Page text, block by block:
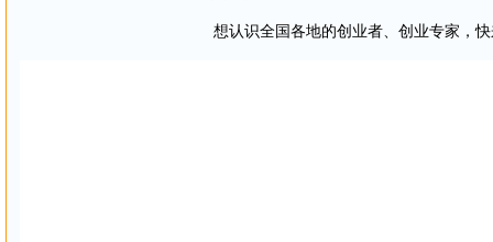
想认识全国各地的创业者、创业专家，快